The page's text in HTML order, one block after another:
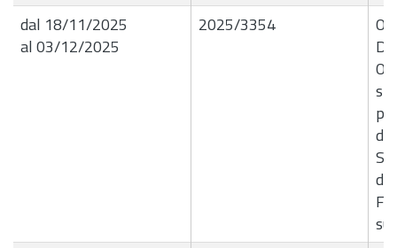
dal 18/11/2025
al 03/12/2025
2025/3354